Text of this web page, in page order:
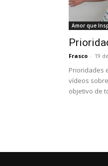
Amor que
Frasco - 19
Prioridades
vídeos
objetivo de